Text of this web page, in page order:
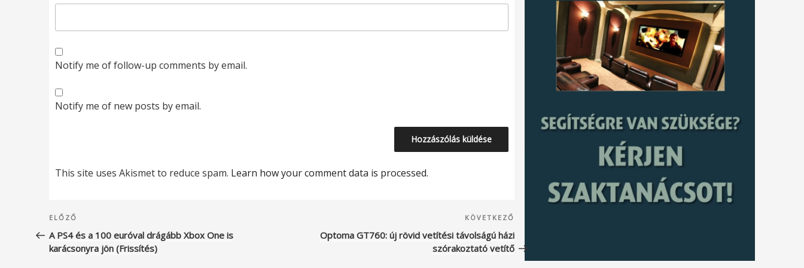
Notify me of follow-up comments by email.
Notify me of new posts by email.
This site uses Akismet to reduce spam. Learn how your comment data is processed.
Bejegyzés
navigáció
Korábbi
bejegyzés
ELŐZŐ
A PS4 és a 100 euróval drágább Xbox One is
karácsonyra jön (Frissítés)
bejegyzés
KÖVETKEZŐ
Optoma GT760: új rövid vetítési távolságú házi
szórakoztató vetítő